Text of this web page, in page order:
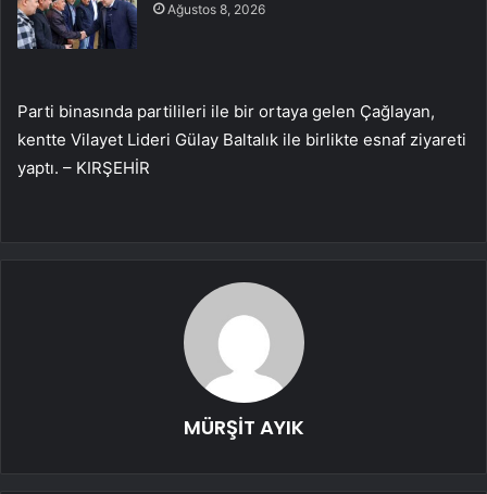
Ağustos 8, 2026
Parti binasında partilileri ile bir ortaya gelen Çağlayan,
kentte Vilayet Lideri Gülay Baltalık ile birlikte esnaf ziyareti
yaptı. – KIRŞEHİR
MÜRŞİT AYIK